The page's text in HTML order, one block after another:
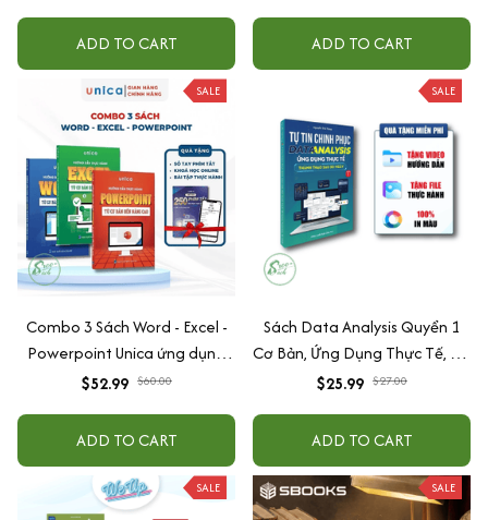
ADD TO CART ADD TO CART
SALE
Combo 3 Sách Word - Excel -
Powerpoint Unica ứng dụng
tin học văn phòng từ cơ bản
$52.99 $60.00
ADD TO CART
SALE
Sách Data Analysis Quyển 1
Cơ Bản, Ứng Dụng Thực Tế, Có
Tặng Kèm Video Hướng Dẫn
$25.99 $27.00
ADD TO CART
SALE SALE